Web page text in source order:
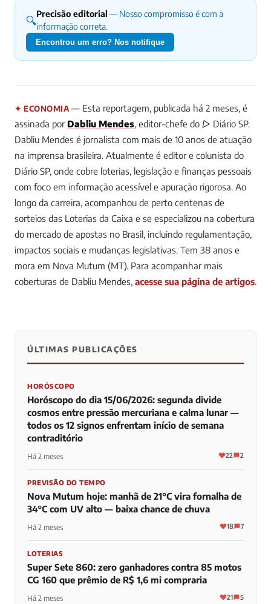
🔍Precisão editorial — Nosso compromisso é com a
informação correta.
Encontrou um erro? Nos notifique
✦ ECONOMIA — Esta reportagem, publicada há 2 meses, é
assinada por Dabliu Mendes, editor-chefe do ▷ Diário SP.
Dabliu Mendes é jornalista com mais de 10 anos de atuação
na imprensa brasileira. Atualmente é editor e colunista do
Diário SP, onde cobre loterias, legislação e finanças pessoais
com foco em informação acessível e apuração rigorosa. Ao
longo da carreira, acompanhou de perto centenas de
sorteios das Loterias da Caixa e se especializou na cobertura
do mercado de apostas no Brasil, incluindo regulamentação,
impactos sociais e mudanças legislativas. Tem 38 anos e
mora em Nova Mutum (MT). Para acompanhar mais
coberturas de Dabliu Mendes, acesse sua página de artigos.
0 0 0
ÚLTIMAS PUBLICAÇÕES
HORÓSCOPO
Horóscopo do dia 15/06/2026: segunda divide
cosmos entre pressão mercuriana e calma lunar —
todos os 12 signos enfrentam início de semana
contraditório
Há 2 meses 22 2
PREVISÃO DO TEMPO
Nova Mutum hoje: manhã de 21°C vira fornalha de
34°C com UV alto — baixa chance de chuva
Há 2 meses 18 7
LOTERIAS
Super Sete 860: zero ganhadores contra 85 motos
CG 160 que prêmio de R$ 1,6 mi compraria
Há 2 meses 21 5